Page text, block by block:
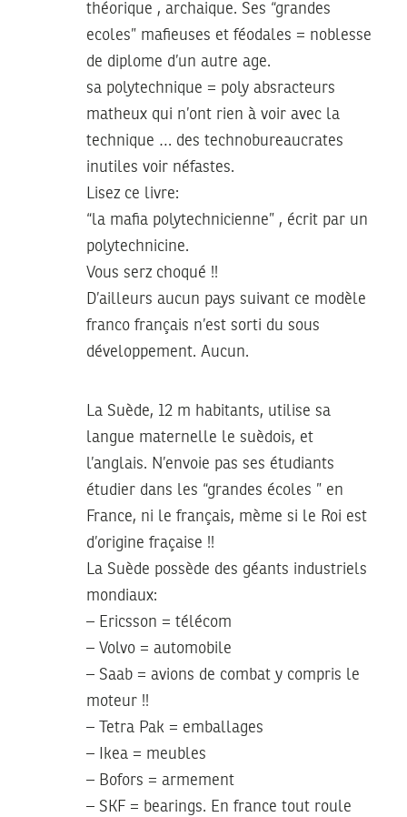
théorique , archaique. Ses “grandes
ecoles” mafieuses et féodales = noblesse
de diplome d’un autre age.
sa polytechnique = poly absracteurs
matheux qui n’ont rien à voir avec la
technique … des technobureaucrates
inutiles voir néfastes.
Lisez ce livre:
“la mafia polytechnicienne” , écrit par un
polytechnicine.
Vous serz choqué !!
D’ailleurs aucun pays suivant ce modèle
franco français n’est sorti du sous
développement. Aucun.
La Suède, 12 m habitants, utilise sa
langue maternelle le suèdois, et
l’anglais. N’envoie pas ses étudiants
étudier dans les “grandes écoles ” en
France, ni le français, mème si le Roi est
d’origine fraçaise !!
La Suède possède des géants industriels
mondiaux:
– Ericsson = télécom
– Volvo = automobile
– Saab = avions de combat y compris le
moteur !!
– Tetra Pak = emballages
– Ikea = meubles
– Bofors = armement
– SKF = bearings. En france tout roule